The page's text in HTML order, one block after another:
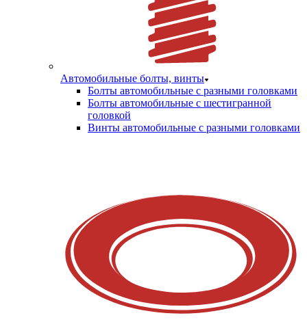
Автомобильные болты, винты
Болты автомобильные с разными головками
Болты автомобильные с шестигранной
головкой
Винты автомобильные с разными головками